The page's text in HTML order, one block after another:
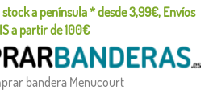
a península * desde 3,99€, Envíos
a partir de 100€
bandera Menucourt